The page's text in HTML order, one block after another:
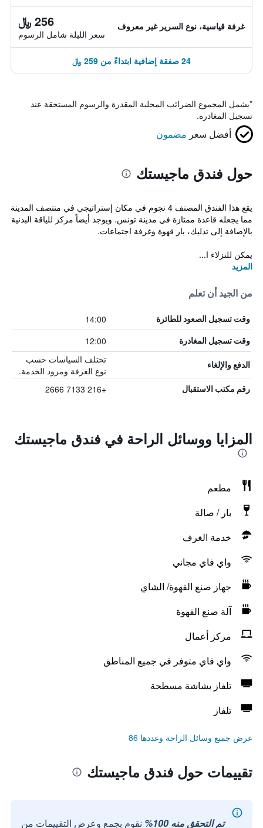
غرفة قياسية، نوع السرير غير معروف 256 ﷼
سعر الليلة شامل الرسوم
24 صفقة إضافية ابتداءً من 259 ﷼
*يشمل المجموع الضرائب المحلية المقدرة والرسوم المستحقة عند
تسجيل المغادرة.
أفضل سعر مضمون
حول فندق ماجيستك
يقع هذا الفندق المصنف 4 نجوم في مكان إستراتيجي في منتصف المدينة
مما يجعله قاعدة ممتازة في مدينة تونس. ويوجد أيضاً مركز للياقة البدنية
بالإضافة إلى تدليك، بار قهوة وغرفة اجتماعات.
يمكن للنزلاء ا...
المزيد
من الجيد أن تعلم
وقت تسجيل الصعود للطائرة 14:00
وقت تسجيل المغادرة 12:00
الدفع والإلغاء
تختلف السياسات حسب
نوع الغرفة ومزود الخدمة.
رقم مكتب الاستقبال +216 7133 2666
المزايا ووسائل الراحة في فندق ماجيستك
مطعم
بار / صالة
خدمة الغرف
واي فاي مجاني
جهاز صنع القهوة/ الشاي
آلة صنع القهوة
مركز أعمال
واي فاي متوفر في جميع المناطق
تلفاز بشاشة مسطحة
تلفاز
عرض جميع وسائل الراحة وعددها 86
تقييمات حول فندق ماجيستك
تم التحقق منه 100% نقوم بجمع وعرض التقييمات من